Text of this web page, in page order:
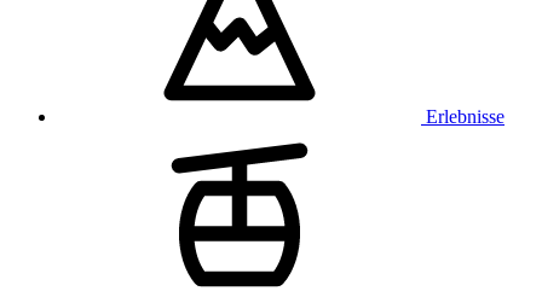
Erlebnisse